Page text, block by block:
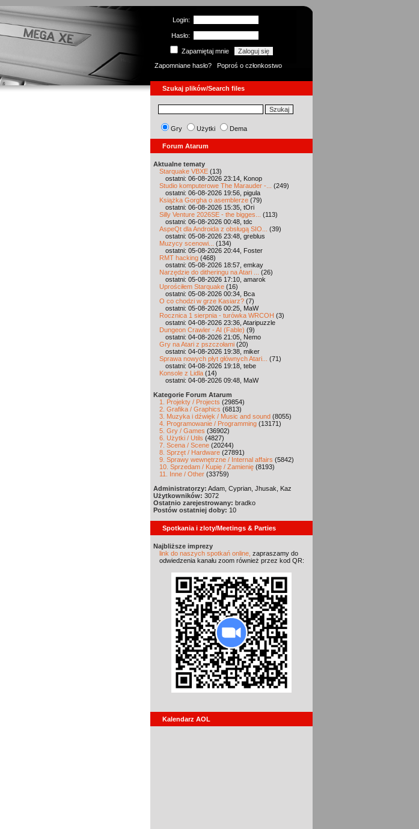
Login:
Hasło:
Zapamiętaj mnie
Zapomniane hasło?
Poproś o członkostwo
Szukaj plików/Search files
Gry Użytki Dema
Forum Atarum
Aktualne tematy
Starquake VBXE (13)
ostatni: 06-08-2026 23:14, Konop
Studio komputerowe The Marauder -...
(249)
ostatni: 06-08-2026 19:56, pigula
Książka Gorgha o asemblerze (79)
ostatni: 06-08-2026 15:35, tOri
Silly Venture 2026SE - the bigges...
(113)
ostatni: 06-08-2026 00:48, tdc
AspeQt dla Androida z obsługą SIO...
(39)
ostatni: 05-08-2026 23:48, greblus
Muzycy scenowi...
(134)
ostatni: 05-08-2026 20:44, Foster
RMT hacking (468)
ostatni: 05-08-2026 18:57, emkay
Narzędzie do ditheringu na Atari ...
(26)
ostatni: 05-08-2026 17:10, amarok
Uprościłem Starquake (16)
ostatni: 05-08-2026 00:34, Bca
O co chodzi w grze Kasiarz? (7)
ostatni: 05-08-2026 00:25, MaW
Rocznica 1 sierpnia - turówka WRCOH (3)
ostatni: 04-08-2026 23:36, Ataripuzzle
Dungeon Crawler - AI (Fable) (9)
ostatni: 04-08-2026 21:05, Nemo
Gry na Atari z pszczołami (20)
ostatni: 04-08-2026 19:38, miker
Sprawa nowych płyt głównych Atari...
(71)
ostatni: 04-08-2026 19:18, tebe
Konsole z Lidla (14)
ostatni: 04-08-2026 09:48, MaW
Kategorie Forum Atarum
1. Projekty / Projects (29854)
2. Grafika / Graphics (6813)
3. Muzyka i dźwięk / Music and sound (8055)
4. Programowanie / Programming (13171)
5. Gry / Games (36902)
6. Użytki / Utils (4827)
7. Scena / Scene (20244)
8. Sprzęt / Hardware (27891)
9. Sprawy wewnętrzne / Internal affairs (5842)
10. Sprzedam / Kupię / Zamienię (8193)
11. Inne / Other (33759)
Administratorzy: Adam, Cyprian, Jhusak, Kaz
Użytkowników: 3072
Ostatnio zarejestrowany: bradko
Postów ostatniej doby: 10
Spotkania i zloty/Meetings & Parties
Najbliższe imprezy
link do naszych spotkań online, zapraszamy do
odwiedzenia kanału zoom również przez kod QR:
Kalendarz AOL